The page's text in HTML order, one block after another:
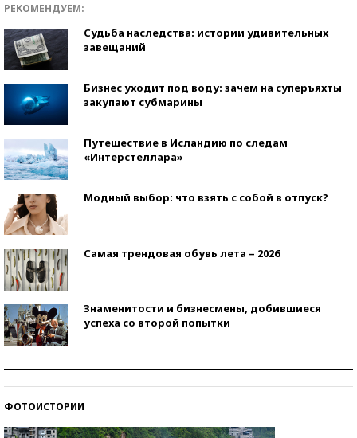
РЕКОМЕНДУЕМ:
Судьба наследства: истории удивительных
завещаний
Бизнес уходит под воду: зачем на суперъяхты
закупают субмарины
Путешествие в Исландию по следам
«Интерстеллара»
Модный выбор: что взять с собой в отпуск?
Самая трендовая обувь лета – 2026
Знаменитости и бизнесмены, добившиеся
успеха со второй попытки
ФОТОИСТОРИИ